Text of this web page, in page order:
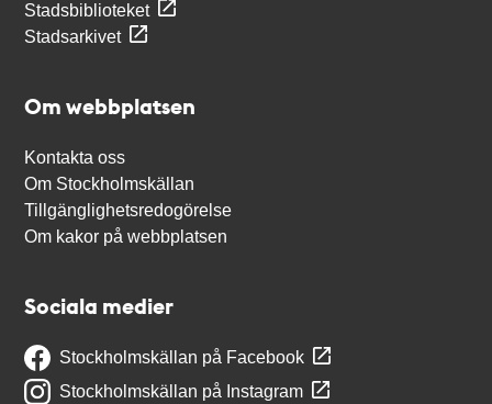
Stadsbiblioteket
Stadsarkivet
Om webbplatsen
Kontakta oss
Om Stockholmskällan
Tillgänglighetsredogörelse
Om kakor på webbplatsen
Sociala medier
Stockholmskällan på Facebook
Stockholmskällan på Instagram